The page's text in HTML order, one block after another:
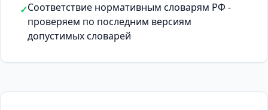
✓Соответствие нормативным словарям РФ -
проверяем по последним версиям
допустимых словарей